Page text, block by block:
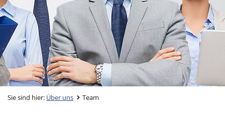
Sie sind hier: Über uns Team